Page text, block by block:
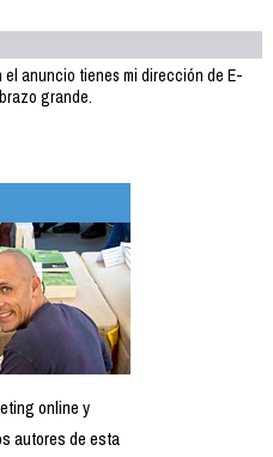
el anuncio tienes mi dirección de E-
grande.
online y
autores de esta